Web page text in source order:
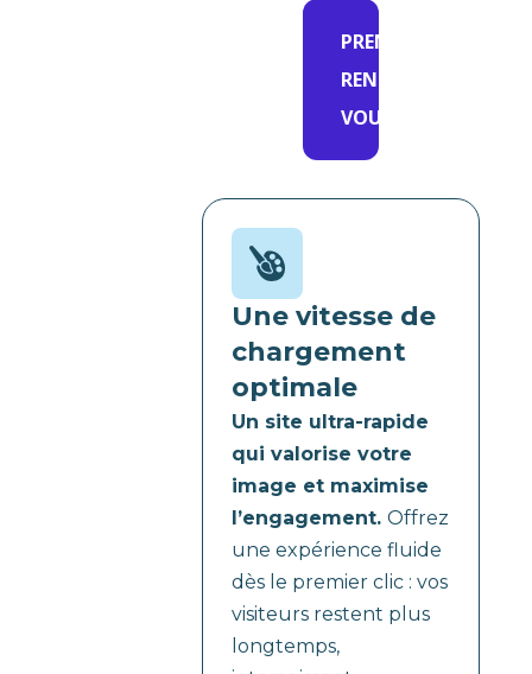
PRENDRE
RENDEZ-
VOUS
Une vitesse de
chargement
optimale
Un site ultra-rapide
qui valorise votre
image et maximise
l’engagement. Offrez
une expérience fluide
dès le premier clic : vos
visiteurs restent plus
longtemps,